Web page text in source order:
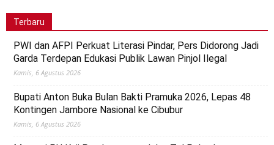
Terbaru
PWI dan AFPI Perkuat Literasi Pindar, Pers Didorong Jadi
Garda Terdepan Edukasi Publik Lawan Pinjol Ilegal
Kamis, 6 Agustus 2026
Bupati Anton Buka Bulan Bakti Pramuka 2026, Lepas 48
Kontingen Jambore Nasional ke Cibubur
Kamis, 6 Agustus 2026